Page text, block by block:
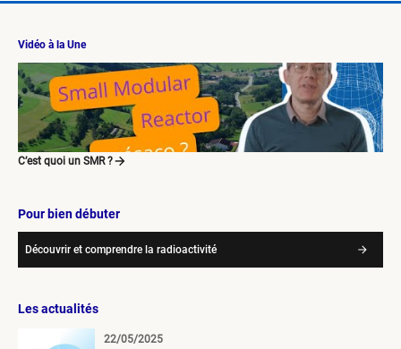
Vidéo à la Une
C’est quoi un SMR ?
Pour bien débuter
Découvrir et comprendre la radioactivité
Les actualités
22/05/2025